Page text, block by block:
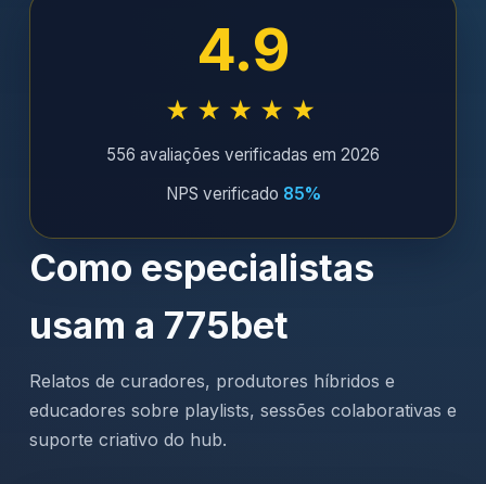
4.9
★★★★★
556 avaliações verificadas em 2026
NPS verificado 85%
Como especialistas
usam a 775bet
Relatos de curadores, produtores híbridos e
educadores sobre playlists, sessões colaborativas e
suporte criativo do hub.